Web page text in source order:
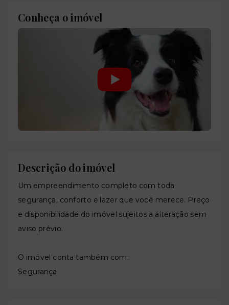
Conheça o imóvel
Descrição do imóvel
Um empreendimento completo com toda
segurança, conforto e lazer que você merece. Preço
e disponibilidade do imóvel sujeitos a alteração sem
aviso prévio.
O imóvel conta também com:
Segurança